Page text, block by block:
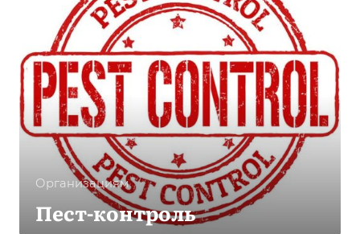
Организациям
Пест-контроль